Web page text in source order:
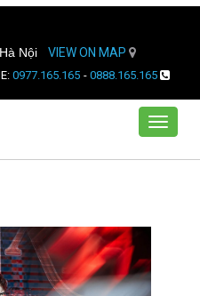
Nội
VIEW ON MAP
0977.165.165 - 0888.165.165
Toggle